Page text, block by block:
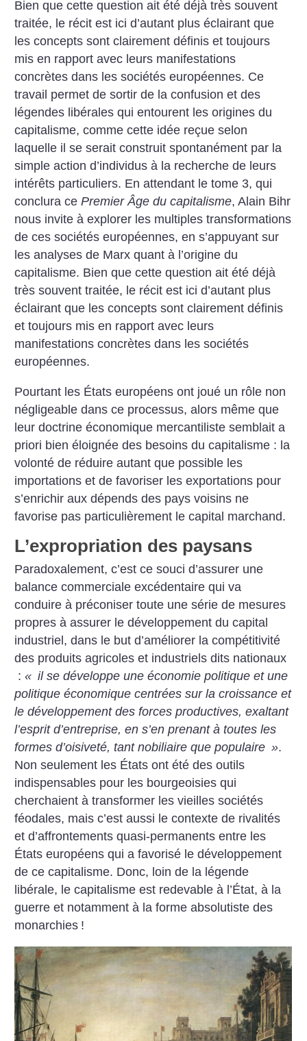
Bien que cette question ait été déjà très souvent
traitée, le récit est ici d’autant plus éclairant que
les concepts sont clairement définis et toujours
mis en rapport avec leurs manifestations
concrètes dans les sociétés européennes. Ce
travail permet de sortir de la confusion et des
légendes libérales qui entourent les origines du
capitalisme, comme cette idée reçue selon
laquelle il se serait construit spontanément par la
simple action d’individus à la recherche de leurs
intérêts particuliers. En attendant le tome 3, qui
conclura cePremier Âge du capitalisme, Alain Bihr
nous invite à explorer les multiples transformations
de ces sociétés européennes, en s’appuyant sur
les analyses de Marx quant à l’origine du
capitalisme. Bien que cette question ait été déjà
très souvent traitée, le récit est ici d’autant plus
éclairant que les concepts sont clairement définis
et toujours mis en rapport avec leurs
manifestations concrètes dans les sociétés
européennes.
Pourtant les États européens ont joué un rôle non
négligeable dans ce processus, alors même que
leur doctrine économique mercantiliste semblait a
priori bien éloignée des besoins du capitalisme : la
volonté de réduire autant que possible les
importations et de favoriser les exportations pour
s’enrichir aux dépends des pays voisins ne
favorise pas particulièrement le capital marchand.
L’expropriation des paysans
Paradoxalement, c’est ce souci d’assurer une
balance commerciale excédentaire qui va
conduire à préconiser toute une série de mesures
propres à assurer le développement du capital
industriel, dans le but d’améliorer la compétitivité
des produits agricoles et industriels dits nationaux
:« il se développe une économie politique et une
politique économique centrées sur la croissance et
le développement des forces productives, exaltant
l’esprit d’entreprise, en s’en prenant à toutes les
formes d’oisiveté, tant nobiliaire que populaire ».
Non seulement les États ont été des outils
indispensables pour les bourgeoisies qui
cherchaient à transformer les vieilles sociétés
féodales, mais c’est aussi le contexte de rivalités
et d’affrontements quasi-permanents entre les
États européens qui a favorisé le développement
de ce capitalisme. Donc, loin de la légende
libérale, le capitalisme est redevable à l’État, à la
guerre et notamment à la forme absolutiste des
monarchies !